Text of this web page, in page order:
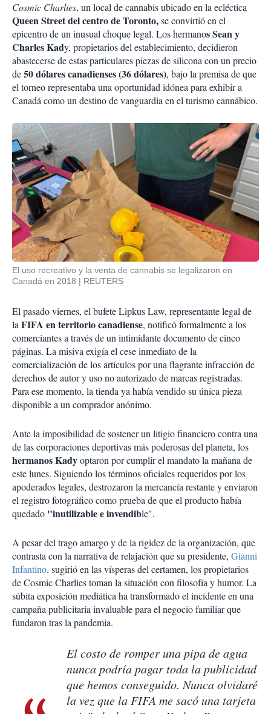
Cosmic Charlies, un local de cannabis ubicado en la ecléctica
Queen Street del centro de Toronto,se convirtió en el
epicentro de un inusual choque legal. Los hermanos Sean y
Charles Kady, propietarios del establecimiento, decidieron
abastecerse de estas particulares piezas de silicona con un precio
de50 dólares canadienses (36 dólares), bajo la premisa de que
el torneo representaba una oportunidad idónea para exhibir a
Canadá como un destino de vanguardia en el turismo cannábico.
El uso recreativo y la venta de cannabis se legalizaron en
Canadá en 2018
REUTERS
El pasado viernes, el bufete Lipkus Law, representante legal de
laFIFA en territorio canadiense, notificó formalmente a los
comerciantes a través de un intimidante documento de cinco
páginas. La misiva exigía el cese inmediato de la
comercialización de los artículos por una flagrante infracción de
derechos de autor y uso no autorizado de marcas registradas.
Para ese momento, la tienda ya había vendido su única pieza
disponible a un comprador anónimo.
Ante la imposibilidad de sostener un litigio financiero contra una
de las corporaciones deportivas más poderosas del planeta, los
hermanos Kadyoptaron por cumplir el mandato la mañana de
este lunes. Siguiendo los términos oficiales requeridos por los
apoderados legales, destrozaron la mercancía restante y enviaron
el registro fotográfico como prueba de que el producto había
quedado "inutilizable e invendible".
A pesar del trago amargo y de la rigidez de la organización, que
contrasta con la narrativa de relajación que su presidente, Gianni
Infantino, sugirió en las vísperas del certamen, los propietarios
de Cosmic Charlies toman la situación con filosofía y humor. La
súbita exposición mediática ha transformado el incidente en una
campaña publicitaria invaluable para el negocio familiar que
fundaron tras la pandemia.
El costo de romper una pipa de agua
nunca podría pagar toda la publicidad
que hemos conseguido. Nunca olvidaré
la vez que la FIFA me sacó una tarjeta